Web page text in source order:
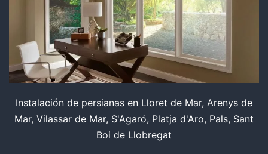
Instalación de persianas en Lloret de Mar, Arenys de
Mar, Vilassar de Mar, S'Agaró, Platja d'Aro, Pals, Sant
Boi de Llobregat